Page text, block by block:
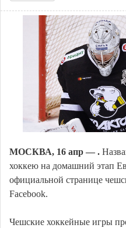
МОСКВА, 16 апр — .
хоккею на домашний этап
официальной странице
Facebook.
Чешские хоккейные игры